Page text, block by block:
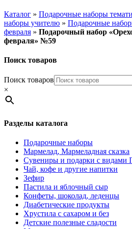
Каталог » Подарочные наборы
наборы учителю » Подарочные
февраля » Подарочный набор
февраля» №59
Поиск товаров
Поиск товаров
×
Разделы каталога
Подарочные наборы
Мармелад, Мармеладная сказка
Сувениры и подарки с видами
Чай, кофе и другие напитки
Зефир
Пастила и яблочный сыр
Конфеты, шоколад, леденцы
Диабетические продукты
Хрустила с сахаром и без
Детские полезные сладости